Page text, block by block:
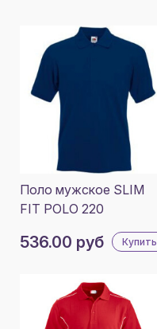
Поло мужское SLIM
FIT POLO 220
536.00 руб Купить